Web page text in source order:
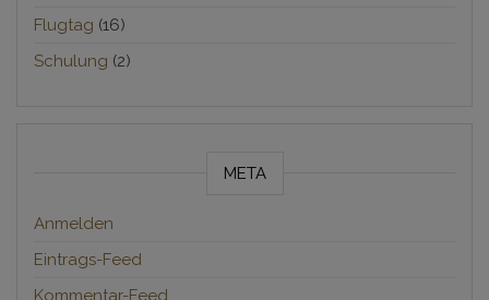
Flugtag (16)
Schulung (2)
META
Anmelden
Eintrags-Feed
Kommentar-Feed